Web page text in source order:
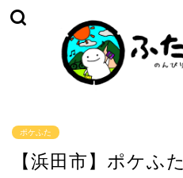
ポケふた
【浜田市】ポケふた